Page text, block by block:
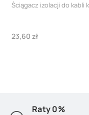
Ściągacz izolacji do
Cena
23,60 zł
Raty 0%